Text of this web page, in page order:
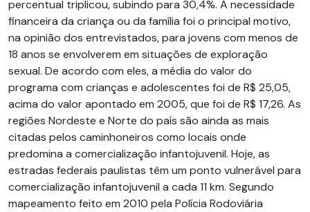
percentual triplicou, subindo para 30,4%. A necessidade
financeira da criança ou da família foi o princi­pal motivo,
na opinião dos entrevistados, para jovens com menos de
18 anos se envolverem em situações de exploração
sexual. De acordo com eles, a média do valor do
programa com crianças e adolescentes foi de R$ 25,05,
acima do valor apontado em 2005, que foi de R$ 17,26. As
regiões Nordeste e Norte do país são ainda as mais
citadas pelos caminhoneiros como locais onde
predomina a comercialização infantojuvenil. Hoje, as
estradas federais paulistas têm um ponto vulnerável para
comercialização infantojuvenil a cada 11 km. Segundo
mapeamento feito em 2010 pela Polícia Rodoviária